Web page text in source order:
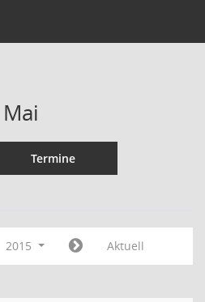
Termine
2015 Aktuell